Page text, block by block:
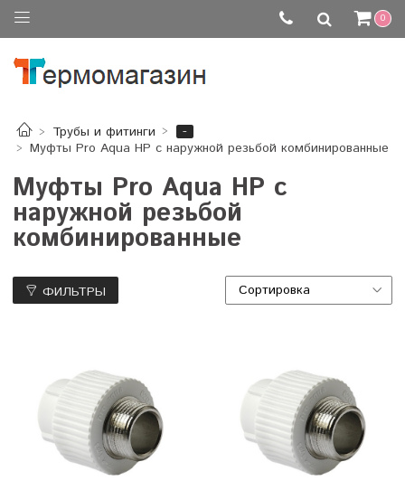
0
Трубы и фитинги
-
Муфты Pro Aqua НР с наружной резьбой комбинированные
Муфты Pro Aqua НР с
наружной резьбой
комбинированные
ФИЛЬТРЫ